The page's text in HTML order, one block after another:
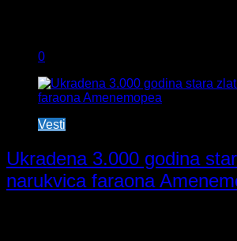
0
Vesti
Ukradena 3.000 godina
narukvica faraona